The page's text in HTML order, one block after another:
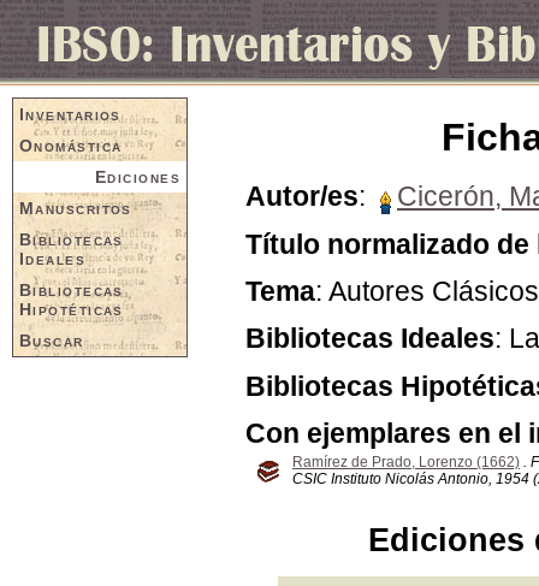
Inventarios
Onomástica
Ediciones
Manuscritos
Bibliotecas
Ideales
Bibliotecas
Hipotéticas
Buscar
Autor/es:
Cicerón,
Título normalizado de
Tema: Autores Clásicos
Bibliotecas Ideales:
Bibliotecas
Con ejemplares en el
Ramírez de Prado, Lorenzo (1662) .
CSIC Instituto Nicolás Antonio, 1954
Ediciones